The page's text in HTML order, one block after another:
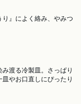
』によく絡み、やみつ
渡る冷製皿。さっぱり
やお口直しにぴったり